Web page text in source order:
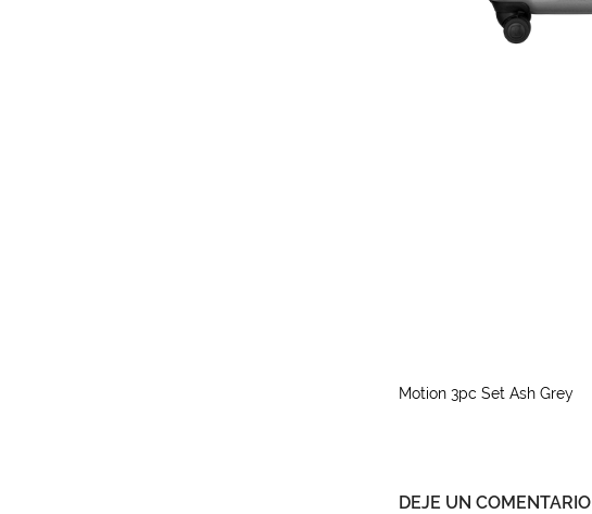
Motion 3pc Set Ash Grey
DEJE UN COMENTARIO